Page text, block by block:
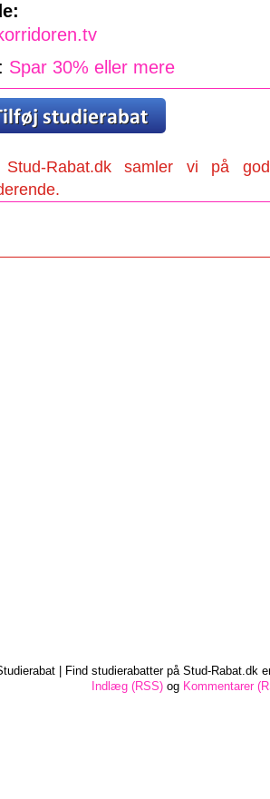
Spar 30% eller mere
Stud-Rabat.dk samler vi på
| Find studierabatter på Stud-Rabat.dk
Indlæg (RSS) og Kommentarer